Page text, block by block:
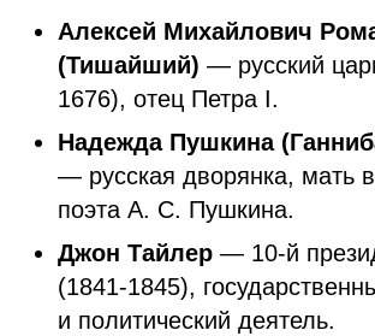
Алексей Михайлович
(Тишайший) — русский
1676), отец Петра I.
Надежда Пушкина
— русская дворянка, мать
поэта А. С. Пушкина.
Джон Тайлер — 10-й
(1841-1845),
и политический деятель.